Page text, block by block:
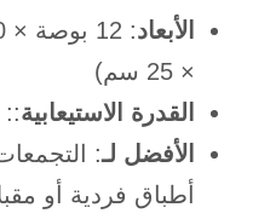
الأبعاد
× 25 سم)
القدرة الاستيعابية:: 2-3 لترات (2-3 لترات)
الأفضل لـ:
أطباق فردية أو